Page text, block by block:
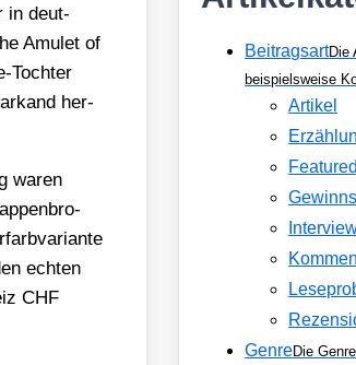
in deut­
Amu­let of
Toch­ter
her­
waren
ech­ten
CHF
BeitragsartDie
beispielsweise
Artikel
GenreDie